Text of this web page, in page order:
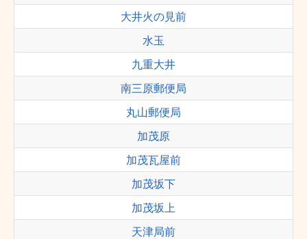
大井火の見前
水玉
九重大井
南三原郵便局
丸山郵便局
加茂原
加茂瓦屋前
加茂坂下
加茂坂上
天津局前